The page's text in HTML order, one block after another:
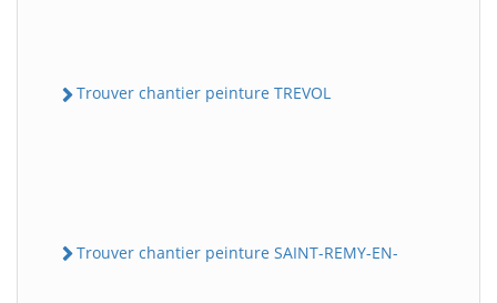
Trouver chantier peinture TREVOL
Trouver chantier peinture SAINT-REMY-EN-